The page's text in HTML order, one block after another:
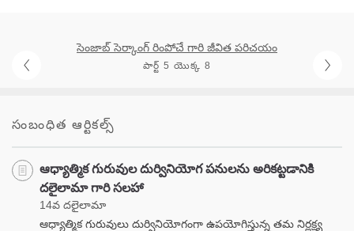
సెంజాబ్ సెర్కాంగ్ రింపోచే గారి జీవిత పరిచయం
పార్ట్ 5 యొక్క 8
సంబంధిత ఆర్టికల్స్
ఆధ్యాత్మిక గురువుల దుర్వినియోగ పనులను అరికట్టడానికి
దలైలామా గారి సలహా
14వ దలైలామా
ఆధ్యాత్మిక గురువులు దుర్వినియోగంగా ఉపయోగిస్తున్న తమ నిర్లక్ష్య